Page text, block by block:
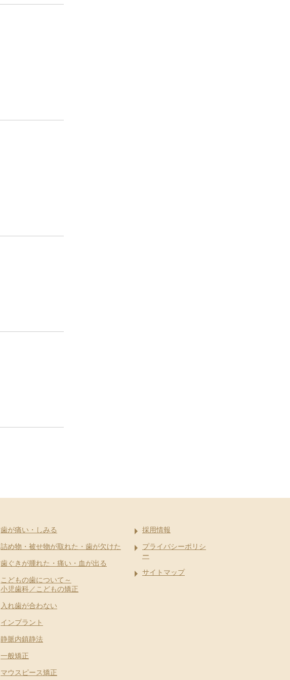
歯が痛い・しみる
詰め物・被せ物が取れた・歯が欠けた
歯ぐきが腫れた・痛い・血が出る
こどもの歯について～
小児歯科／こどもの矯正
入れ歯が合わない
インプラント
静脈内鎮静法
一般矯正
マウスピース矯正
採用情報
プライバシーポリシ
ー
サイトマップ